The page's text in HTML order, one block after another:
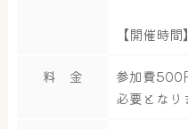
【開催時
料 金
参加費
必要となり